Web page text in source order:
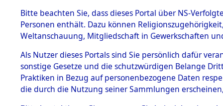
BESTÄNDE
1.
mente
5. Verschiedenes
5.3
Todesmärsche
von
Feststellung...
0003 (84627615)
Bitte beachten Sie, dass dieses Portal über NS-
Personen enthält. Dazu können
Weltanschauung, Mitgliedschaft in Gewerkschaften
Als Nutzer dieses Portals sind Sie persönlich dafür
sonstige Gesetze und die schutzwürdigen Belange
Praktiken in Bezug auf personenbezogene Daten
die durch die Nutzung seiner Sammlungen